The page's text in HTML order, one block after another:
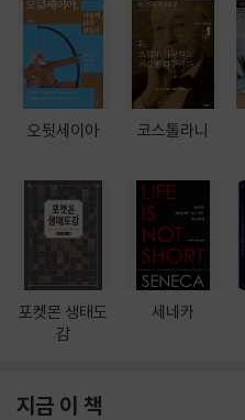
오뒷세이아
포켓몬 생태도
감
코스톨라니
세네카
지금 이 책